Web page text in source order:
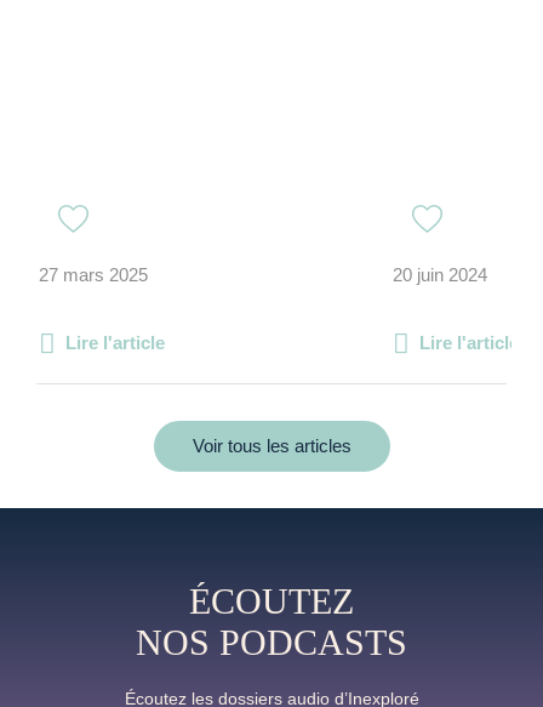
27 mars 2025
Lire l'article
20 juin 2024
Lire l'article
Voir tous les articles
ÉCOUTEZ
NOS PODCASTS
Écoutez les dossiers audio d’Inexploré